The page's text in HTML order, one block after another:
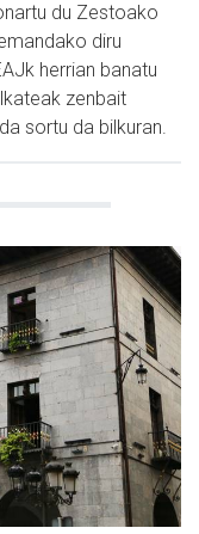
du Zestoako
diru
herrian banatu
zenbait
sortu da bilkuran.